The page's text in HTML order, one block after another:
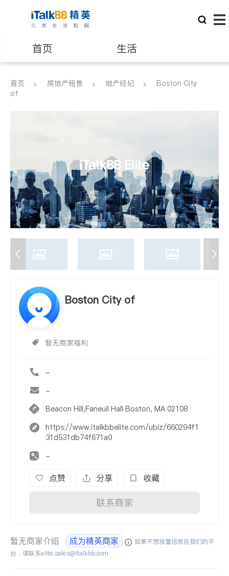
首页 生活
医生 律师
养老 非盈利组织
首页 房地产租售 地产经纪
Boston City
of
Boston City of
暂无商家福利
-
-
Beacon Hill,Faneuil Hall Boston, MA 02108
https://www.italkbbelite.com/ubiz/660294f1
31d531db74f671a0
-
点赞 分享 收藏
联系商家
暂无商家介绍 成为精英商家
如果不想放置信息在我们的平
台，请联系elite.sales@italkbb.com